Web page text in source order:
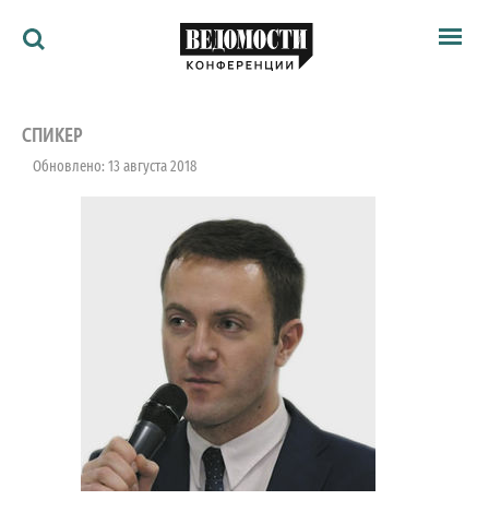
Архив
Ведомости
Как потратить
СПИКЕР
Обновлено: 13 августа 2018